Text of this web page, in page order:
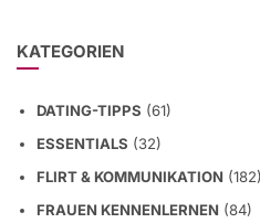
KATEGORIEN
DATING-TIPPS (61)
ESSENTIALS (32)
FLIRT & KOMMUNIKATION (182)
FRAUEN KENNENLERNEN (84)